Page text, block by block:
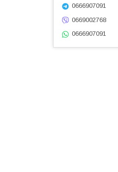
0666907091
0669002768
0666907091